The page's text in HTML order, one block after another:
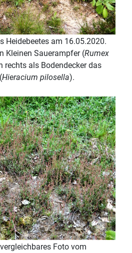
Heidebeetes am 16.05.2020.
Kleinen Sauerampfer (Rumex
rechts als Bodendecker das
Hieracium pilosella).
Foto vom